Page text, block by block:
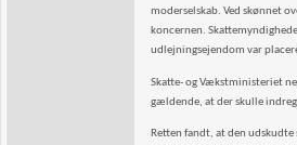
moderselskab. Ved skønnet
koncernen.
udlejningsejendom var
Skatte- og Vækstministeriet
gældende, at der skulle
Retten fandt, at den